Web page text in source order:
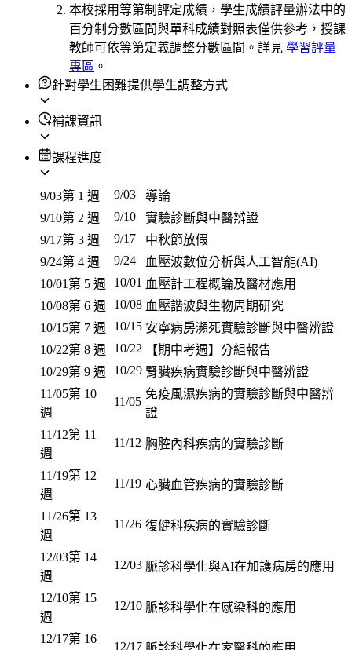
本校採用等第制評定成績，學生成績評量辦法中的
百分制分數區間與單科成績對照表僅供參考，授課
教師可依等第定義調整分數區間。詳見 學習評量
專區 。
針對學生困難提供學生調整方式
補課資訊
課程進度
9/03第 1 週 9/03
導論
9/10第 2 週 9/10
實驗診斷與中醫辨證
9/17第 3 週 9/17
中秋節放假
9/24第 4 週 9/24
血壓波數位分析與人工智能(AI)
10/01第 5 週 10/01 血壓計工程概論及醫材應用
10/08第 6 週 10/08 血壓諧波與生物周期研究
10/15第 7 週 10/15 安寧病房瀕死實驗診斷與中醫辨證
10/22第 8 週 10/22
【期中考週】分組報告
10/29第 9 週 10/29 腎臟疾病實驗診斷與中醫辨證
11/05第 10
週
11/05
免疫風濕疾病的實驗診斷與中醫辨
證
11/12第 11
週
11/12 胸腔內科疾病的實驗診斷
11/19第 12
週
11/19 心臟血管疾病的實驗診斷
11/26第 13
週
11/26 復健科疾病的實驗診斷
12/03第 14
週
12/03 脈診科學化與AI在加護病房的應用
12/10第 15
週
12/10 脈診科學化在感染科的應用
12/17第 16
12/17